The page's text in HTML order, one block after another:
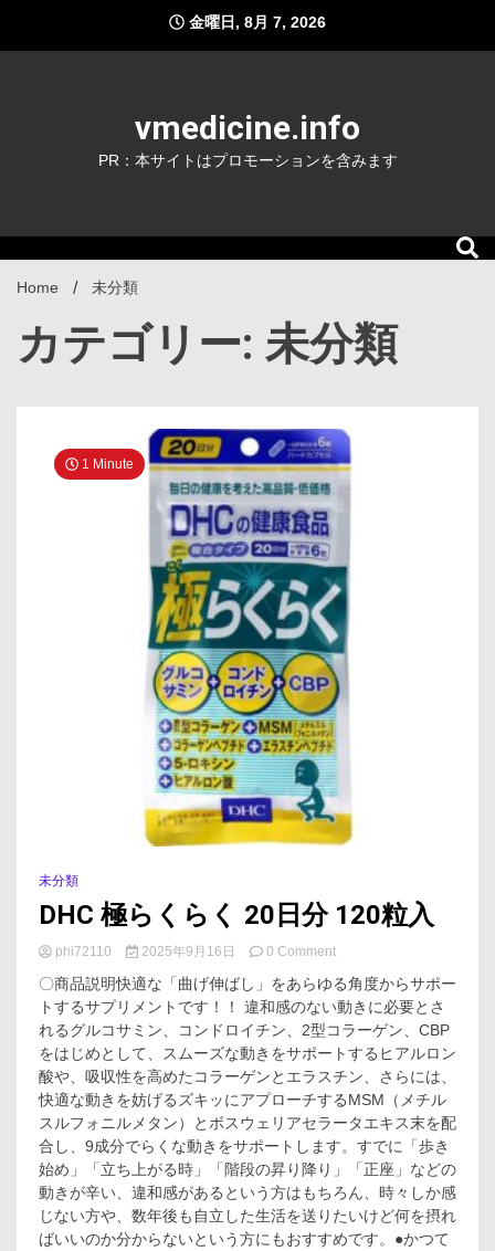
content
金曜日, 8月 7, 2026
vmedicine.info
PR：本サイトはプロモーションを含みます
Home 未分類
カテゴリー: 未分類
1 Minute
未分類
DHC 極らくらく 20日分 120粒入
phi72110 2025年9月16日 0 Commenton
極
ら
く
ら
く
日
120
粒
入
〇商品説明快適な「曲げ伸ばし」をあらゆる角度からサポー
トするサプリメントです！！ 違和感のない動きに必要とさ
れるグルコサミン、コンドロイチン、2型コラーゲン、CBP
をはじめとして、スムーズな動きをサポートするヒアルロン
酸や、吸収性を高めたコラーゲンとエラスチン、さらには、
快適な動きを妨げるズキッにアプローチするMSM（メチル
スルフォニルメタン）とボスウェリアセラータエキス末を配
合し、9成分でらくな動きをサポートします。すでに「歩き
始め」「立ち上がる時」「階段の昇り降り」「正座」などの
動きが辛い、違和感があるという方はもちろん、時々しか感
じない方や、数年後も自立した生活を送りたいけど何を摂れ
ばいいのか分からないという方にもおすすめです。●かつて